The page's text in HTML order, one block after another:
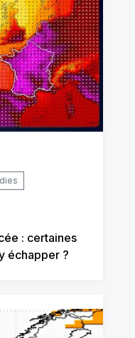
: certaines
échapper ?